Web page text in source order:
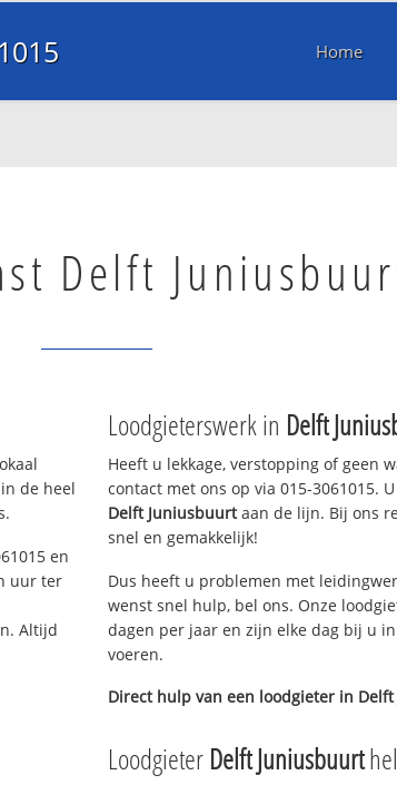
Home
Delft
de heel
en
uur ter
Altijd
Loodgieterswerk in Delft
Heeft u lekkage, verstopping of geen
contact met ons op via 015-3061015.
Delft Juniusbuurtaan de lijn. Bij ons
snel en gemakkelijk!
Dus heeft u problemen met
wenst snel hulp, bel ons. Onze
dagen per jaar en zijn elke dag bij u
voeren.
Direct hulp van een loodgieter in
Loodgieter Delft Juniusbuurt